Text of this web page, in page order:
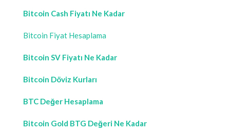
Bitcoin Cash Fiyatı Ne Kadar
Bitcoin Fiyat Hesaplama
Bitcoin SV Fiyatı Ne Kadar
Bitcoin Döviz Kurları
BTC Değer Hesaplama
Bitcoin Gold BTG Değeri Ne Kadar